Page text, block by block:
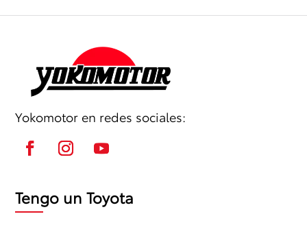
Yokomotor en redes sociales:
Tengo un Toyota